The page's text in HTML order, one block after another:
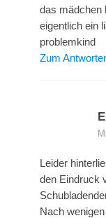
das mädchen
eigentlich ein
problemkind
Zum
Leider
den Eindruck
Nach